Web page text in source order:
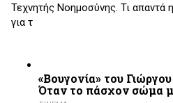
Τεχνητής Νοημοσύνης. Τι απαντά
για τ
«Βουγονία» του
Όταν το πάσχον σώμα